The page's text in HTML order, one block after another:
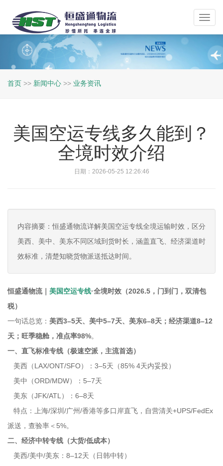
首页 >> 新闻中心 >> 业务资讯
美国空运专线多久能到？
全境时效介绍
日期：2026-05-25 12:26:46
内容摘要：恒盛通物流详解美国空运专线全境运输时效，区分
美西、美中、美东不同区域到货时长，涵盖直飞、经济渠道时
效标准，清楚知晓货物派送抵达时间。
恒盛通物流｜ 美国空运专线·全境时效（2026.5，门到门，双清包
税）
一句话总览： 美西3–5天、美中5–7天、美东6–8天；经济渠道8–12
天；旺季稳舱，准点率98%。
一、直飞标准专线（极速空派，主流首选）
美西（LAX/ONT/SFO）：3–5天（85% 4天内妥投）
美中（ORD/MDW）：5–7天
美东（JFK/ATL）：6–8天
特点：上海/深圳/广州/香港等多口岸直飞，自营清关+UPS/FedEx
派送，查验率＜5%。
二、经济中转专线（大货/低成本）
美西/美中/美东：8–12天（日韩中转）